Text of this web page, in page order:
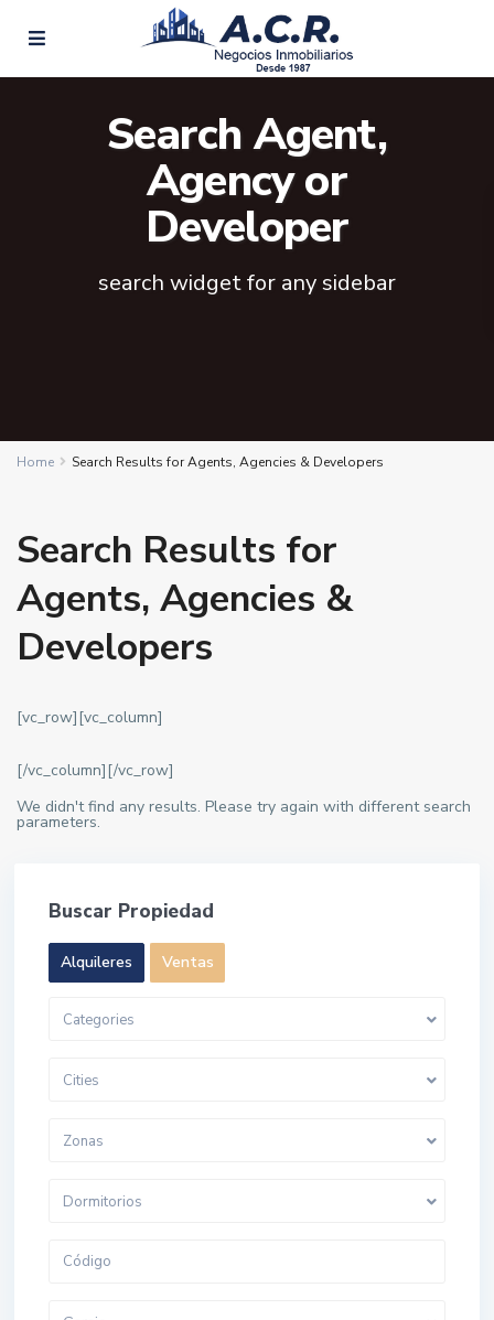
Search Agent,
Agency or
Developer
search widget for any sidebar
Home Search Results for Agents, Agencies & Developers
Search Results for
Agents, Agencies &
Developers
[vc_row][vc_column]
[/vc_column][/vc_row]
We didn't find any results. Please try again with different search
parameters.
Buscar Propiedad
Alquileres Ventas
Categories
Cities
Zonas
Dormitorios